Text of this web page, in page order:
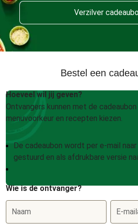
Verzilver
Bestel een
Hoeveel wil jij geven?
Ontvangers kunnen met de
menuvoorkeur en recepten kiezen.
De cadeaubon wordt per e-mail
gestuurd en als afdrukbare versie
Wie is de ontvanger?
Naam E-